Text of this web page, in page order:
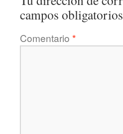
campos
Comentario *